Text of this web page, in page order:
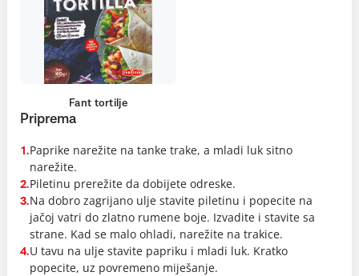
Fant tortilje
Priprema
1.Paprike narežite na tanke trake, a mladi luk sitno
narežite.
2.Piletinu prerežite da dobijete odreske.
3.Na dobro zagrijano ulje stavite piletinu i popecite na
jačoj vatri do zlatno rumene boje. Izvadite i stavite sa
strane. Kad se malo ohladi, narežite na trakice.
4.U tavu na ulje stavite papriku i mladi luk. Kratko
popecite, uz povremeno miješanje.